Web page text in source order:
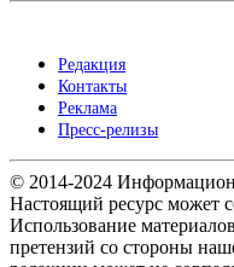
Редакция
Контакты
Реклама
Пресс-релизы
© 2014-2024
Настоящий ресурс может
Использование
претензий со стороны